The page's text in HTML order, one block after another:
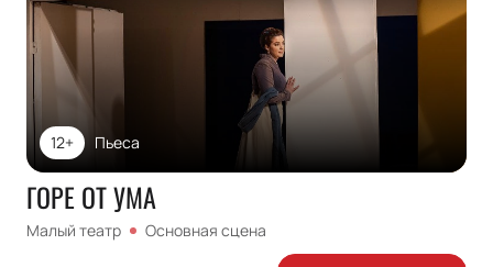
Пьеса
12+
ГОРЕ ОТ УМА
Малый театр Основная сцена